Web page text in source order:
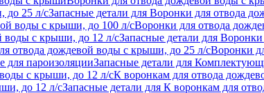
до 25 л/сЗапасные детали для Воронки для отвода
воды с крыши, до 100 л/сВоронки для отвода
воды с крыши, до 12 л/сЗапасные детали для
отвода дождевой воды с крыши, до 25 л/сВоронки
пароизоляцииЗапасные детали для
с крыши, до 12 л/сК воронкам для отвода
до 12 л/сЗапасные детали для К воронкам для